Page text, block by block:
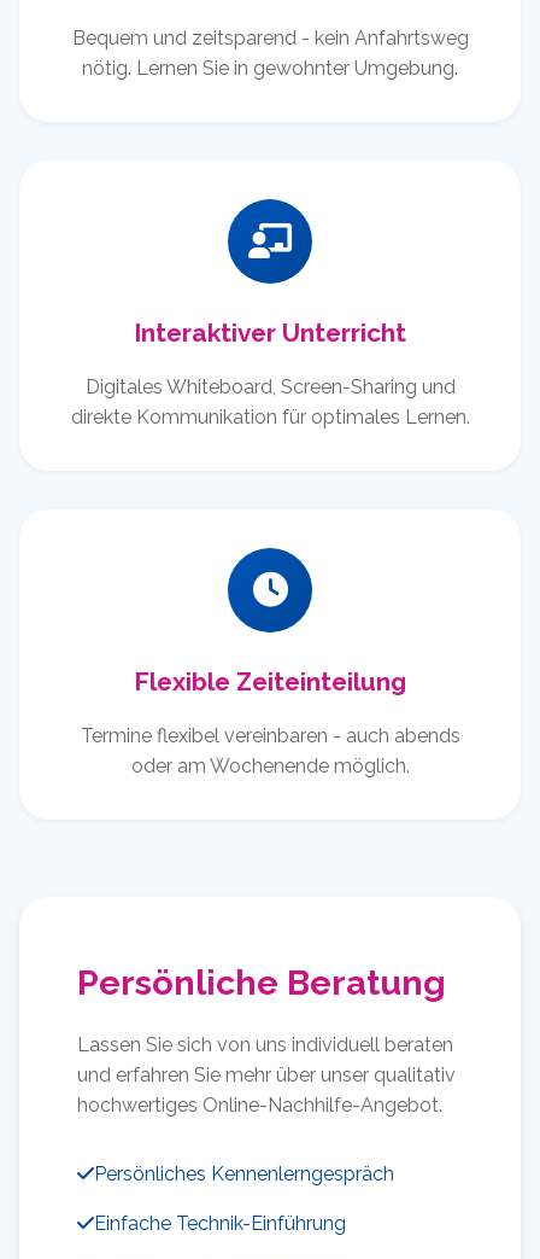
Bequem und zeitsparend - kein Anfahrtsweg
nötig. Lernen Sie in gewohnter Umgebung.
Interaktiver Unterricht
Digitales Whiteboard, Screen-Sharing und
direkte Kommunikation für optimales Lernen.
Flexible Zeiteinteilung
Termine flexibel vereinbaren - auch abends
oder am Wochenende möglich.
Persönliche Beratung
Lassen Sie sich von uns individuell beraten
und erfahren Sie mehr über unser qualitativ
hochwertiges Online-Nachhilfe-Angebot.
Persönliches Kennenlerngespräch
Einfache Technik-Einführung